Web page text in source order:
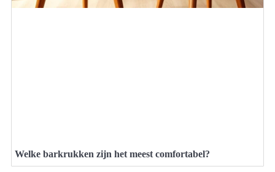
Welke barkrukken zijn het meest comfortabel?